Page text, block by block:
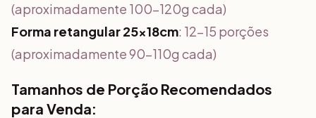
(aproximadamente 100-120g cada)
Forma retangular 25x18cm: 12-15 porções
(aproximadamente 90-110g cada)
Tamanhos de Porção Recomendados
para Venda: